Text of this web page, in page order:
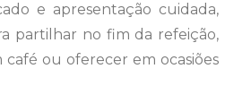
e apresentação cuidada,
partilhar no fim da refeição,
ou oferecer em ocasiões